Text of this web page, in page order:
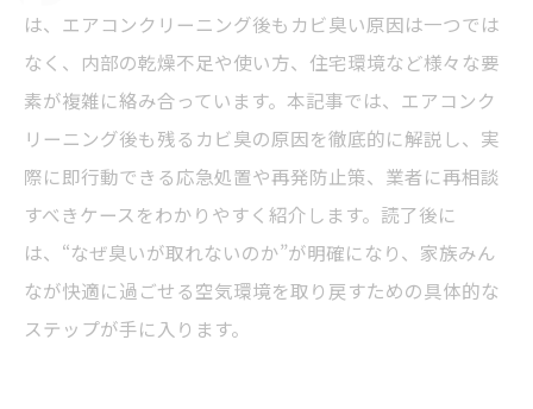
は、エアコンクリーニング後もカビ臭い原因は一つでは
なく、内部の乾燥不足や使い方、住宅環境など様々な要
素が複雑に絡み合っています。本記事では、エアコンク
リーニング後も残るカビ臭の原因を徹底的に解説し、実
際に即行動できる応急処置や再発防止策、業者に再相談
すべきケースをわかりやすく紹介します。読了後に
は、“なぜ臭いが取れないのか”が明確になり、家族みん
なが快適に過ごせる空気環境を取り戻すための具体的な
ステップが手に入ります。